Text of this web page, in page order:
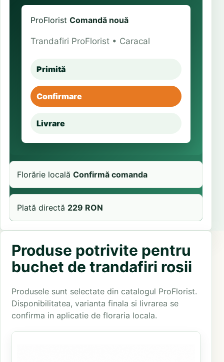
ProFlorist Comandă nouă
Trandafiri ProFlorist • Caracal
Primită
Confirmare
Livrare
Florărie locală Confirmă comanda
Plată directă 229 RON
Produse potrivite pentru
buchet de trandafiri rosii
Produsele sunt selectate din catalogul ProFlorist.
Disponibilitatea, varianta finala si livrarea se
confirma in aplicatie de floraria locala.